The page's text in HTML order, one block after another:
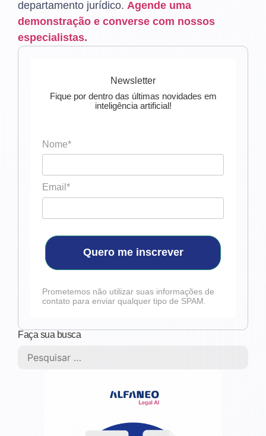
departamento jurídico. Agende uma
demonstração e converse com nossos
especialistas.
Newsletter
Fique por dentro das últimas novidades em
inteligência artificial!
Nome*
Email*
Quero me inscrever
Prometemos não utilizar suas informações de
contato para enviar qualquer tipo de SPAM.
Faça sua busca